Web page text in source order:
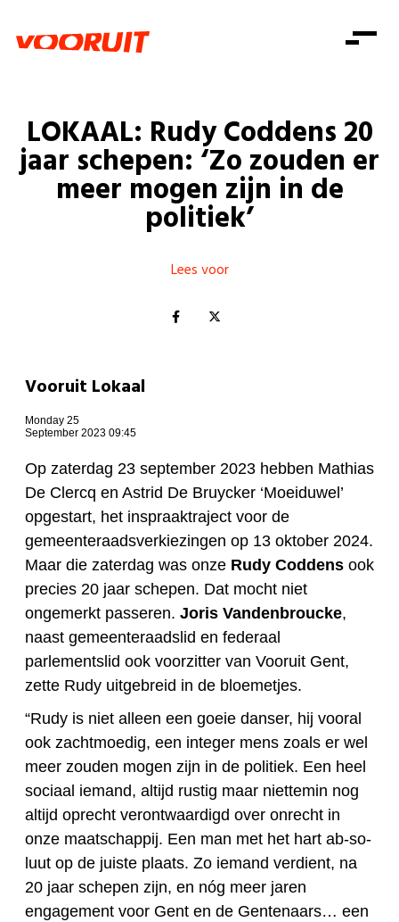
Zorg
Gelijke kansen
Welzijn
Kinderen en jongeren
Onze mensen
Standpunten
Vacatures
Doe mee
Doe mee
Word lid
Shop
Zoeken
Login
Login
LOKAAL: Rudy Coddens 20
jaar schepen: ‘Zo zouden er
meer mogen zijn in de
politiek’
Lees voor
Vooruit Lokaal
Monday 25
September 2023 09:45
Op zaterdag 23 september 2023 hebben Mathias
De Clercq en Astrid De Bruycker ‘Moeiduwel’
opgestart, het inspraaktraject voor de
gemeenteraadsverkiezingen op 13 oktober 2024.
Maar die zaterdag was onze Rudy Coddens ook
precies 20 jaar schepen. Dat mocht niet
ongemerkt passeren. Joris Vandenbroucke,
naast gemeenteraadslid en federaal
parlementslid ook voorzitter van Vooruit Gent,
zette Rudy uitgebreid in de bloemetjes.
“Rudy is niet alleen een goeie danser, hij vooral
ook zachtmoedig, een integer mens zoals er wel
meer zouden mogen zijn in de politiek. Een heel
sociaal iemand, altijd rustig maar niettemin nog
altijd oprecht verontwaardigd over onrecht in
onze maatschappij. Een man met het hart ab-so-
luut op de juiste plaats. Zo iemand verdient, na
20 jaar schepen zijn, en nóg meer jaren
engagement voor Gent en de Gentenaars… een